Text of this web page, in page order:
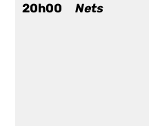
20h00 Nets